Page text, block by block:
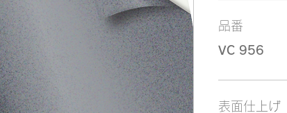
品番
VC 956
表面仕上げ